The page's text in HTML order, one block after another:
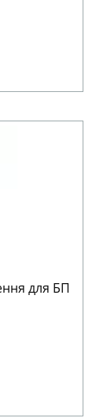
для БП